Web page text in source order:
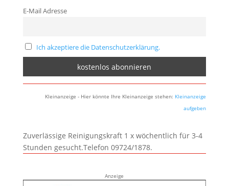
E-Mail Adresse
Ich akzeptiere die Datenschutzerklärung.
Kleinanzeige - Hier könnte Ihre Kleinanzeige stehen: Kleinanzeige
aufgeben
Zuverlässige Reinigungskraft 1 x wöchentlich für 3-4
Stunden gesucht.Telefon 09724/1878.
Anzeige